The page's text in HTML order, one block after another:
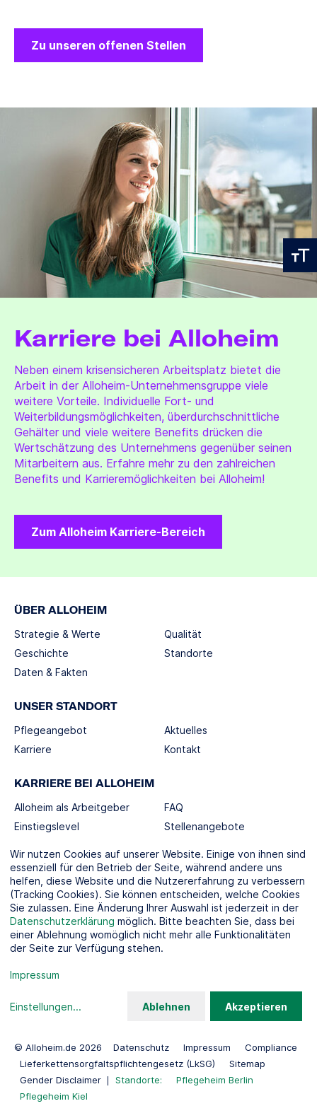
Zu unseren offenen Stellen
Karriere bei Alloheim
Neben einem krisensicheren Arbeitsplatz bietet die
Arbeit in der Alloheim-Unternehmensgruppe viele
weitere Vorteile. Individuelle Fort- und
Weiterbildungsmöglichkeiten, überdurchschnittliche
Gehälter und viele weitere Benefits drücken die
Wertschätzung des Unternehmens gegenüber seinen
Mitarbeitern aus. Erfahre mehr zu den zahlreichen
Benefits und Karrieremöglichkeiten bei Alloheim!
Zum Alloheim Karriere-Bereich
ÜBER ALLOHEIM
Strategie & Werte
Geschichte
Daten & Fakten
Qualität
Standorte
UNSER STANDORT
Pflegeangebot
Karriere
Aktuelles
Kontakt
KARRIERE BEI ALLOHEIM
Alloheim als Arbeitgeber
Einstiegslevel
FAQ
Stellenangebote
SOCIAL MEDIA
KOOPERATIONSPARTNER
© Alloheim.de 2026 Datenschutz Impressum
Compliance
Lieferkettensorgfaltspflichtengesetz (LkSG)
Sitemap
Gender Disclaimer
Standorte:
Pflegeheim Berlin
Pflegeheim Kiel
Wir nutzen Cookies auf unserer Website. Einige von ihnen sind
essenziell für den Betrieb der Seite, während andere uns
helfen, diese Website und die Nutzererfahrung zu verbessern
(Tracking Cookies). Sie können entscheiden, welche Cookies
Sie zulassen. Eine Änderung Ihrer Auswahl ist jederzeit in der
Datenschutzerklärung möglich. Bitte beachten Sie, dass bei
einer Ablehnung womöglich nicht mehr alle Funktionalitäten
der Seite zur Verfügung stehen.
Impressum
Einstellungen... Ablehnen Akzeptieren